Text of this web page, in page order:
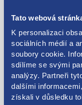
Tato webová
K personalizaci
sociálních médií a
soubory cookie.
sdílíme se svými
analýzy. Partneři
dalšími
získali v důsledku
HYUNDAI / KIA
KOHGD85201